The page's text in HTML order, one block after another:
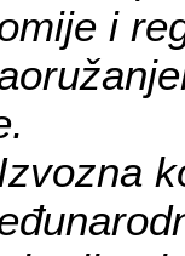
i